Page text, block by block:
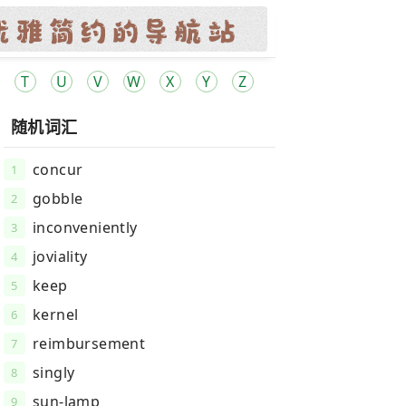
T U V W X Y Z
随机词汇
1 concur
2 gobble
3 inconveniently
4 joviality
5 keep
6 kernel
7 reimbursement
8 singly
9 sun-lamp